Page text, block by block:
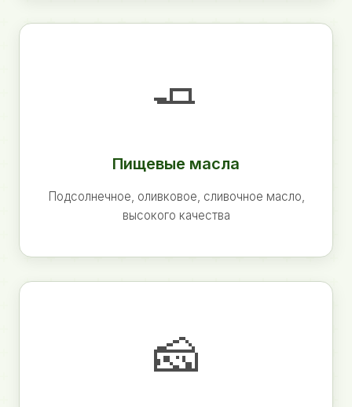
🧈
Пищевые масла
Подсолнечное, оливковое, сливочное масло,
высокого качества
🧀